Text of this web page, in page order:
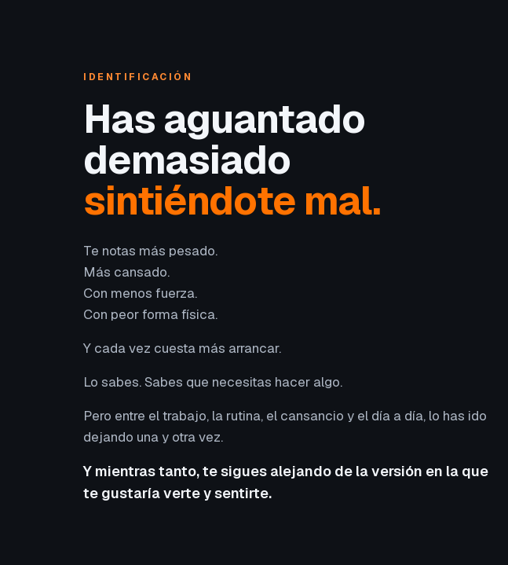
IDENTIFICACIÓN
Has aguantado
demasiado
sintiéndote mal.
Te notas más pesado.
Más cansado.
Con menos fuerza.
Con peor forma física.
Y cada vez cuesta más arrancar.
Lo sabes. Sabes que necesitas hacer algo.
Pero entre el trabajo, la rutina, el cansancio y el día a día, lo has ido
dejando una y otra vez.
Y mientras tanto, te sigues alejando de la versión en la que
te gustaría verte y sentirte.